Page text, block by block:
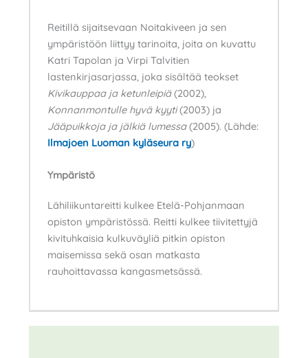
Reitillä sijaitsevaan Noitakiveen ja sen
ympäristöön liittyy tarinoita, joita on kuvattu
Katri Tapolan ja Virpi Talvitien
lastenkirjasarjassa, joka sisältää teokset
Kivikauppaa ja ketunleipiä(2002),
Konnanmontulle hyvä kyyti(2003) ja
Jääpuikkoja ja jälkiä lumessa(2005). (Lähde:
Ilmajoen Luoman kyläseura ry)
Ympäristö
Lähiliikuntareitti kulkee Etelä-Pohjanmaan
opiston ympäristössä. Reitti kulkee tiivitettyjä
kivituhkaisia kulkuväyliä pitkin opiston
maisemissa sekä osan matkasta
rauhoittavassa kangasmetsässä.